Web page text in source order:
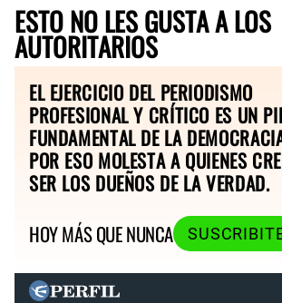
ESTO NO LES GUSTA A LOS
AUTORITARIOS
EL EJERCICIO DEL PERIODISMO
PROFESIONAL Y CRÍTICO ES UN
FUNDAMENTAL DE LA
POR ESO MOLESTA A QUIENES
SER LOS DUEÑOS DE LA VERDAD.
HOY MÁS QUE NUNCA